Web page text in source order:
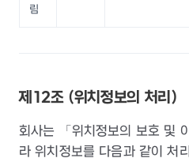
림
제12조 (위치정보의 처리)
회사는 「위치정보의 보호 및
라 위치정보를 다음과 같이 처